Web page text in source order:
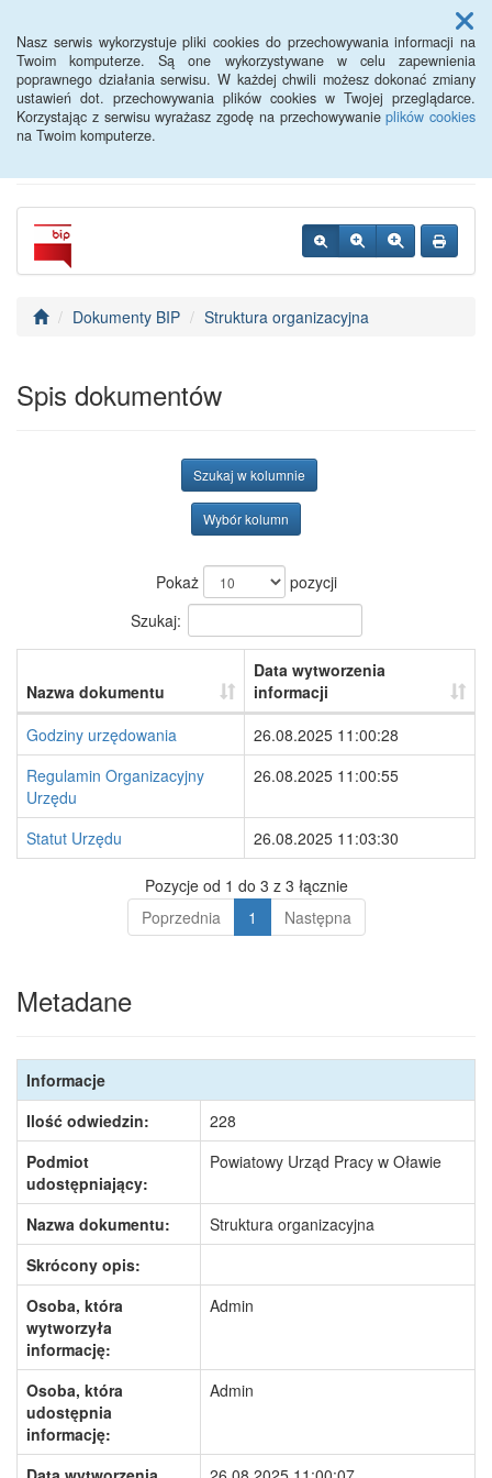
Nasz serwis wykorzystuje pliki cookies do przechowywania informacji na
Twoim komputerze. Są one wykorzystywane w celu zapewnienia
poprawnego działania serwisu. W każdej chwili możesz dokonać zmiany
ustawień dot. przechowywania plików cookies w Twojej przeglądarce.
Korzystając z serwisu wyrażasz zgodę na przechowywanieplików cookies
na Twoim komputerze.
Menu
Powiatowy Urząd Pracy w
Oławie
Dokumenty BIP Struktura organizacyjna
Spis dokumentów
Szukaj w kolumnie
Wybór kolumn
Pokaż
pozycji
Szukaj:
Nazwa dokumentu
Data wytworzenia
informacji
Godziny urzędowania
26.08.2025 11:00:28
Regulamin Organizacyjny
Urzędu
26.08.2025 11:00:55
Statut Urzędu 26.08.2025 11:03:30
Pozycje od 1 do 3 z 3 łącznie
Poprzednia
1 Następna
Metadane
Informacje
Ilość odwiedzin:
228
Podmiot
udostępniający:
Powiatowy Urząd Pracy w Oławie
Nazwa dokumentu:
Struktura organizacyjna
Skrócony opis:
Osoba, która
wytworzyła
informację:
Admin
Osoba, która
udostępnia
informację:
Admin